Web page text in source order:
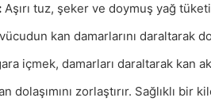
Aşırı tuz, şeker ve doymuş yağ
kan damarlarını daraltarak
içmek, damarları daraltarak kan
dolaşımını zorlaştırır. Sağlıklı